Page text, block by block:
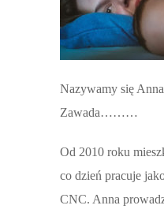
Nazywamy się
Zawada………
Od 2010 roku
co dzień pracuje
CNC. Anna